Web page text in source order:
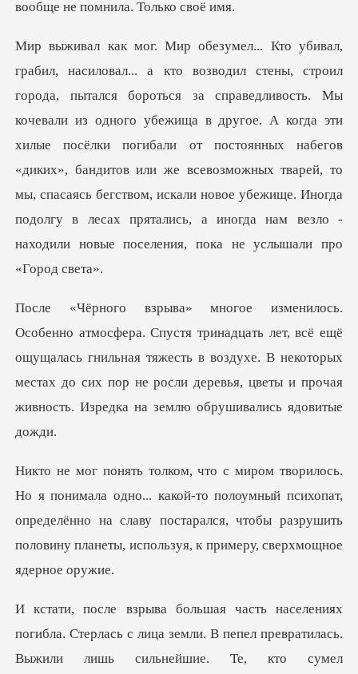
вообще не
вали из одного убежища в другое. А когда эти
хилые посёлки погибали от постоянных набегов
«диких», бандитов или же всевозможных тварей, то
мы, спасаяс
, всё ещё
ощущалась гнильная тяжесть в воздухе. В некоторых
местах до сих пор не ро
какой-то полоумный психопат,
определённо на славу постарался, чтобы раз
ревратилась.
Выжили лишь сильнейшие. Те, кто сумел